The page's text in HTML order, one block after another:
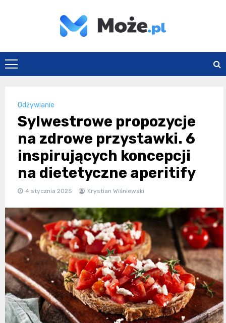
Może.pl
Odżywianie
Sylwestrowe propozycje
na zdrowe przystawki. 6
inspirujących koncepcji
na dietetyczne aperitify
4 stycznia 2025 Krystian Wiśniewski